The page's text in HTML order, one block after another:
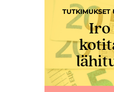
TUTKIMUKSET
Iro